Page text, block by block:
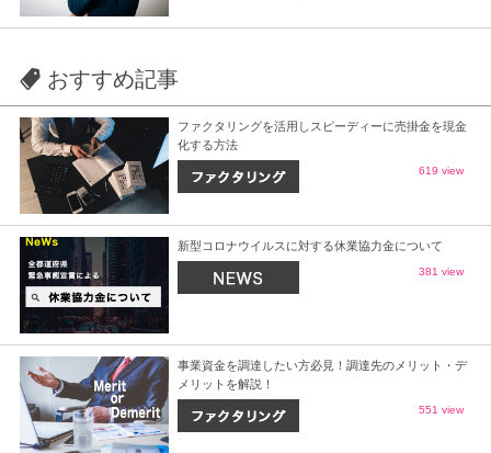
おすすめ記事
ファクタリングを活用しスピーディーに売掛金を現金
化する方法
619 view
新型コロナウイルスに対する休業協力金について
381 view
事業資金を調達したい方必見！調達先のメリット・デ
メリットを解説！
551 view